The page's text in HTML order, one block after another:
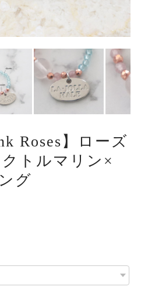
Roses】ローズ
トルマリン×
グ